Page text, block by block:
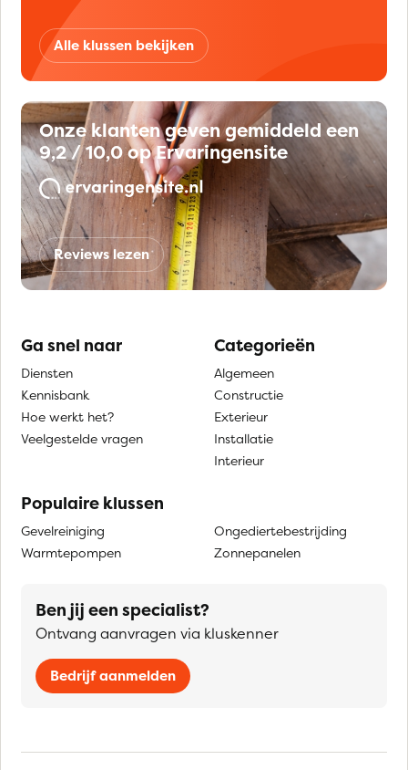
Alle klussen bekijken
Onze klanten geven gemiddeld een
9,2 / 10,0 op Ervaringensite
Reviews lezen
Ga snel naar
Diensten
Kennisbank
Hoe werkt het?
Veelgestelde vragen
Categorieën
Algemeen
Constructie
Exterieur
Installatie
Interieur
Populaire klussen
Gevelreiniging
Warmtepompen
Ongediertebestrijding
Zonnepanelen
Ben jij een specialist?
Ontvang aanvragen via kluskenner
Bedrijf aanmelden